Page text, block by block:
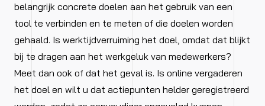
belangrijk concrete doelen aan het gebruik van een
tool te verbinden en te meten of die doelen worden
gehaald. Is werktijdverruiming het doel, omdat dat blijkt
bij te dragen aan het werkgeluk van medewerkers?
Meet dan ook of dat het geval is. Is online vergaderen
het doel en wilt u dat actiepunten helder geregistreerd